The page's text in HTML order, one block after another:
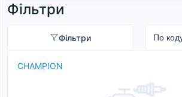
Фільтри
Фільтри
CHAMPION